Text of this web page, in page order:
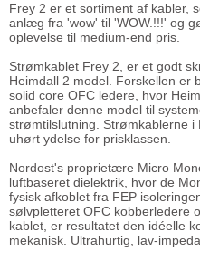
Frey 2 er et sortiment af kabler,
anlæg fra 'wow' til 'WOW.!!!' og
oplevelse til medium-end pris.
Strømkablet Frey 2, er et godt
Heimdall 2 model. Forskellen er
solid core OFC ledere, hvor
anbefaler denne model til
strømtilslutning. Strømkablerne
uhørt ydelse for prisklassen.
Nordost's proprietære Micro
luftbaseret dielektrik, hvor de
fysisk afkoblet fra FEP
sølvpletteret OFC kobberledere
kablet, er resultatet den idéelle
mekanisk. Ultrahurtig, lav-